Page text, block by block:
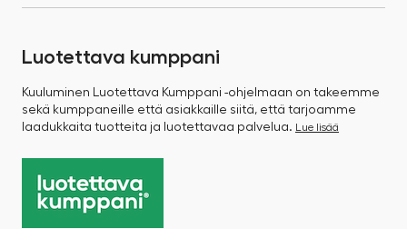
Luotettava kumppani
Kuuluminen Luotettava Kumppani -ohjelmaan on takeemme
sekä kumppaneille että asiakkaille siitä, että tarjoamme
laadukkaita tuotteita ja luotettavaa palvelua. Lue lisää